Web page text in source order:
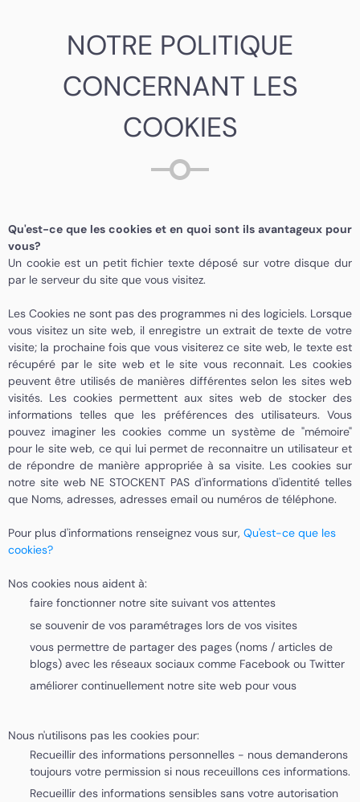
NOTRE POLITIQUE
CONCERNANT LES
COOKIES
Qu'est-ce que les cookies et en quoi sont ils avantageux pour
vous?
Un cookie est un petit fichier texte déposé sur votre disque dur
par le serveur du site que vous visitez.
Les Cookies ne sont pas des programmes ni des logiciels. Lorsque
vous visitez un site web, il enregistre un extrait de texte de votre
visite; la prochaine fois que vous visiterez ce site web, le texte est
récupéré par le site web et le site vous reconnait. Les cookies
peuvent être utilisés de manières différentes selon les sites web
visités. Les cookies permettent aux sites web de stocker des
informations telles que les préférences des utilisateurs. Vous
pouvez imaginer les cookies comme un système de "mémoire"
pour le site web, ce qui lui permet de reconnaitre un utilisateur et
de répondre de manière appropriée à sa visite. Les cookies sur
notre site web NE STOCKENT PAS d'informations d'identité telles
que Noms, adresses, adresses email ou numéros de téléphone.
Pour plus d'informations renseignez vous sur, Qu'est-ce que les
cookies?
Nos cookies nous aident à:
faire fonctionner notre site suivant vos attentes
se souvenir de vos paramétrages lors de vos visites
vous permettre de partager des pages (noms / articles de
blogs) avec les réseaux sociaux comme Facebook ou Twitter
améliorer continuellement notre site web pour vous
Nous n'utilisons pas les cookies pour:
Recueillir des informations personnelles - nous demanderons
toujours votre permission si nous receuillons ces informations.
Recueillir des informations sensibles sans votre autorisation